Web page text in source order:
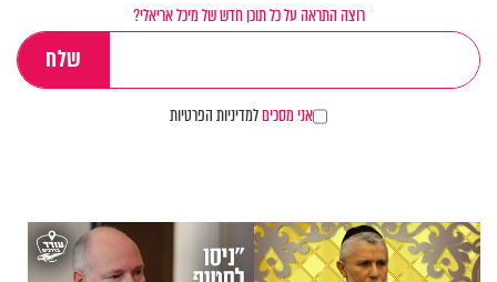
רוצה התראה על כל תוכן חדש של מיכל אריאלי?
אני מסכיםלמדיניות הפרטיות